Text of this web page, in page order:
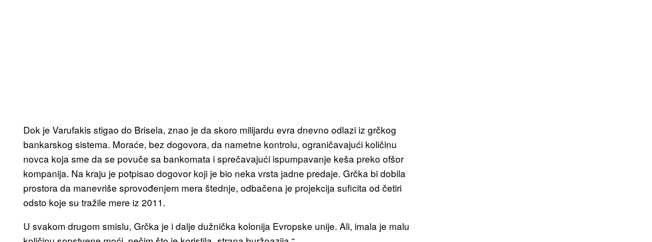
Dok je Varufakis stigao do Brisela, znao je da skoro milijardu evra dnevno odlazi iz grčkog
bankarskog sistema. Moraće, bez dogovora, da nametne kontrolu, ograničavajući količinu
novca koja sme da se povuče sa bankomata i sprečavajući ispumpavanje keša preko ofšor
kompanija. Na kraju je potpisao dogovor koji je bio neka vrsta jadne predaje. Grčka bi dobila
prostora da manevriše sprovođenjem mera štednje, odbačena je projekcija suficita od četiri
odsto koje su tražile mere iz 2011.
U svakom drugom smislu, Grčka je i dalje dužnička kolonija Evropske unije. Ali, imala je malu